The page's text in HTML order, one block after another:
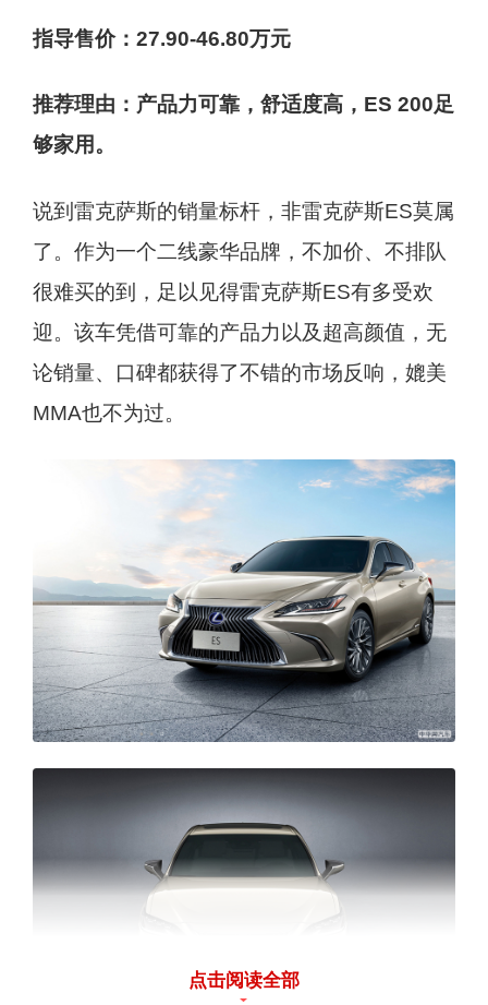
指导售价：27.90-46.80万元
推荐理由：产品力可靠，舒适度高，ES 200足
够家用。
说到雷克萨斯的销量标杆，非雷克萨斯ES莫属
了。作为一个二线豪华品牌，不加价、不排队
很难买的到，足以见得雷克萨斯ES有多受欢
迎。该车凭借可靠的产品力以及超高颜值，无
论销量、口碑都获得了不错的市场反响，媲美
MMA也不为过。
点击阅读全部